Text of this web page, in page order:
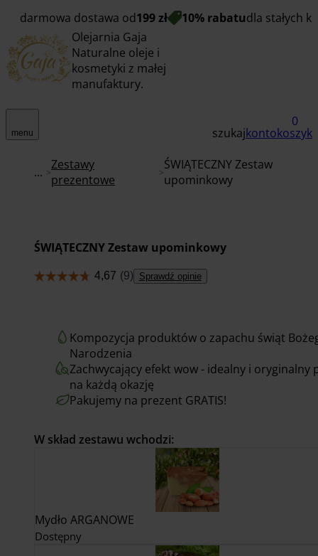
darmowa dostawa od199 zł 10% rabatudla stałych
Olejarnia Gaja
Naturalne oleje i
kosmetyki z małej
manufaktury.
menu szukajkonto
0
koszyk
... Zestawy
prezentowe
ŚWIĄTECZNY Zestaw
upominkowy
ŚWIĄTECZNY Zestaw upominkowy
Sprawdź opinie
Kompozycja produktów o zapachu świąt
Narodzenia
Zachwycający efekt wow - idealny i oryginalny
na każdą okazję
Pakujemy na prezent GRATIS!
W skład zestawu wchodzi:
Mydło ARGANOWE
Dostępny